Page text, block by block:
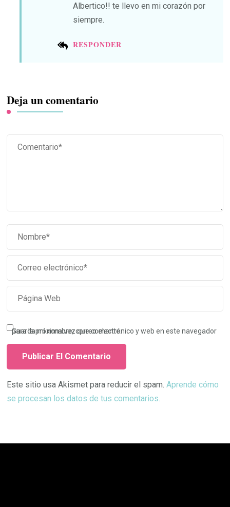
RESPONDER
Albertico!! te llevo en mi corazón por
siempre.
Deja un comentario
Guarda mi nombre, correo electrónico y web en este navegador para la próxima vez que comente.
Este sitio usa Akismet para reducir el spam.Aprende cómo
se procesan los datos de tus comentarios.